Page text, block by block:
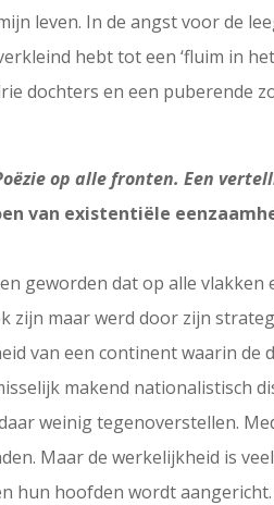
leven. In de angst voor de
hebt tot een ‘fluim in
dochters en een puberende
op alle fronten. Een
van existentiële
geworden dat op alle vlakken
zijn maar werd door zijn
van een continent waarin de
makend nationalistisch
weinig tegenoverstellen.
Maar de werkelijkheid is
hun hoofden wordt